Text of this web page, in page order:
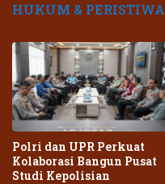
HUKUM & PERISTIWA
Polri dan UPR Perkuat
Kolaborasi Bangun Pusat
Studi Kepolisian